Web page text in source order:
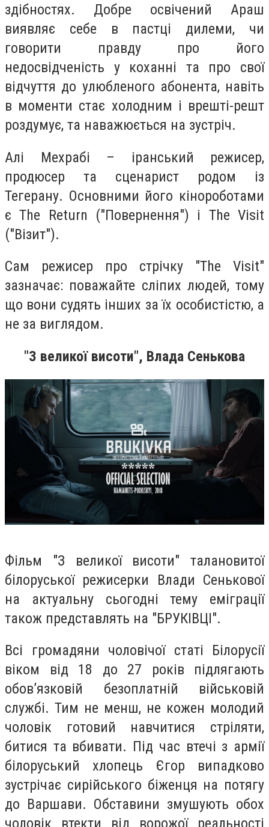
здібностях. Добре освічений Араш
виявляє себе в пастці дилеми, чи
говорити правду про його
недосвідченість у коханні та про свої
відчуття до улюбленого абонента, навіть
в моменти стає холодним і врешті-решт
роздумує, та наважюється на зустріч.
Алі Мехрабі – іранський режисер,
продюсер та сценарист родом із
Тегерану. Основними його кінороботами
є The Return ("Повернення") і The Visit
("Візит").
Сам режисер про стрічку "The Visit"
зазначає: поважайте сліпих людей, тому
що вони судять інших за їх особистістю, а
не за виглядом.
"З великої висоти", Влада Сенькова
Фільм "З великої висоти" талановитої
білоруської режисерки Влади Сенькової
на актуальну сьогодні тему еміграції
також представлять на "БРУКІВЦІ".
Всі громадяни чоловічої статі Білорусії
віком від 18 до 27 років підлягають
обов’язковій безоплатній військовій
службі. Тим не менш, не кожен молодий
чоловік готовий навчитися стріляти,
битися та вбивати. Під час втечі з армії
білоруський хлопець Єгор випадково
зустрічає сирійського біженця на потягу
до Варшави. Обставини змушують обох
чоловік втекти від ворожої реальності